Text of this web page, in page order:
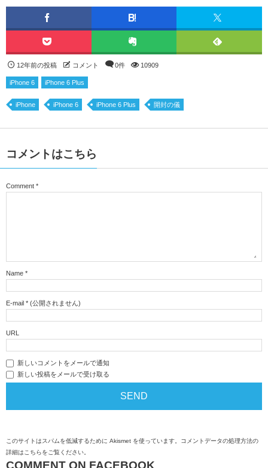
12年前の投稿 コメント 0件 10909
iPhone 6 iPhone 6 Plus
iPhone iPhone 6 iPhone 6 Plus 開封の儀
コメントはこちら
Comment *
Name *
E-mail * (公開されません)
URL
新しいコメントをメールで通知
新しい投稿をメールで受け取る
このサイトはスパムを低減するために Akismet を使っています。 コメントデータの処理方法の
詳細はこちらをご覧ください
COMMENT ON FACEBOOK